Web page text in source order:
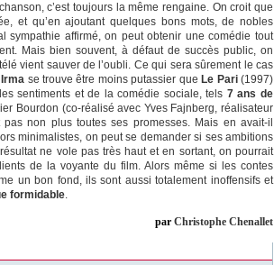
c’est toujours la même rengaine. On croit que
et qu’en ajoutant quelques bons mots, de nobles
sympathie affirmé, on peut obtenir une comédie tout
Mais bien souvent, à défaut de succès public, on
vient sauver de l’oubli. Ce qui sera sûrement le cas
se trouve être moins putassier que Le Pari(1997)
sentiments et de la comédie sociale, tels 7 ans de
Bourdon (co-réalisé avec Yves Fajnberg, réalisateur
non plus toutes ses promesses. Mais en avait-il
minimalistes, on peut se demander si ses ambitions
ne vole pas très haut et en sortant, on pourrait
de la voyante du film. Alors même si les contes
un bon fond, ils sont aussi totalement inoffensifs et
formidable.
par Christophe Chenallet